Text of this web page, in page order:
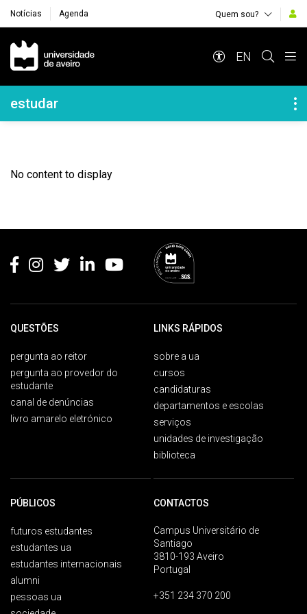
Notícias Agenda Quem sou?
Navegação Principal
EN
Navegação Lateral
estudar
No content to display
QUESTÕES
pergunta ao reitor
pergunta ao provedor do
estudante
canal de denúncias
livro amarelo eletrónico
LINKS RÁPIDOS
sobre a ua
cursos
candidaturas
departamentos e escolas
serviços
unidades de investigação
biblioteca
PÚBLICOS
futuros estudantes
estudantes ua
estudantes internacionais
alumni
pessoas ua
CONTACTOS
Campus Universitário de
Santiago
3810-193 Aveiro
Portugal
+351 234 370 200